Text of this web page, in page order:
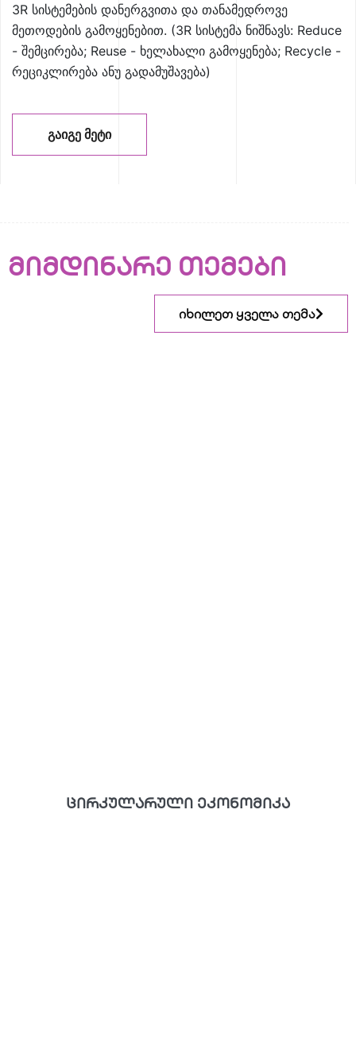
3R სისტემების დანერგვითა და თანამედროვე
მეთოდების გამოყენებით. (3R სისტემა ნიშნავს: Reduce
- შემცირება; Reuse - ხელახალი გამოყენება; Recycle -
რეციკლირება ანუ გადამუშავება)
ᲒᲐᲘᲒᲔ ᲛᲔᲢᲘ
მიმდინარე თემები
იხილეთ ყველა თემა
ცირკულარული ეკონომიკა